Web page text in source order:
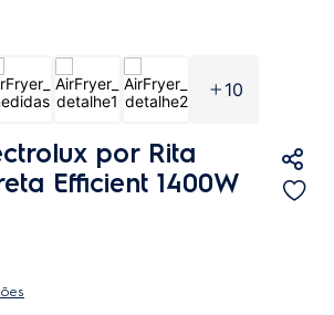
10
por Rita
Efficient 1400W